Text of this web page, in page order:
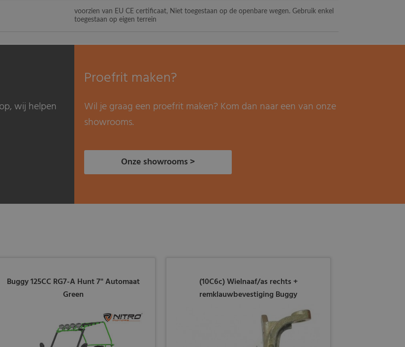
voorzien van EU CE certificaat, Niet toegestaan op de openbare wegen. Gebruik enkel
toegestaan op eigen terrein
wij helpen
Proefrit maken?
Wil je graag een proefrit maken? Kom dan naar een van onze
showrooms.
Onze showrooms >
Buggy 125CC RG7-A Hunt 7'' Automaat
Green
(10C6c) Wielnaaf/as rechts +
remklauwbevestiging Buggy